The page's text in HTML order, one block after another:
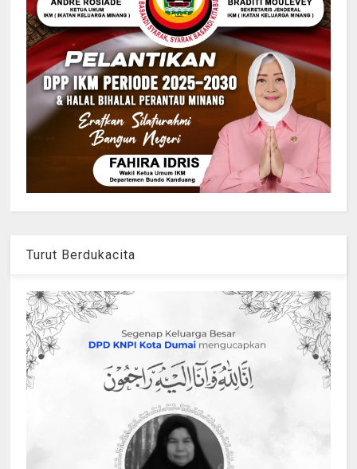
Turut Berdukacita